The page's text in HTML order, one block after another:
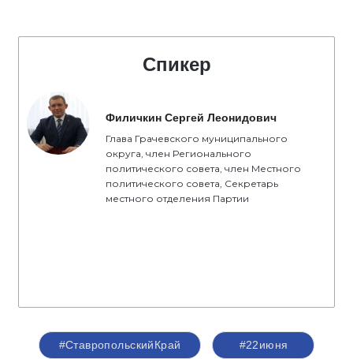
Спикер
Филичкин Сергей Леонидович
Глава Грачевского муниципального
округа, член Регионального
политического совета, член Местного
политического совета, Секретарь
местного отделения Партии
#СтавропольскийКрай #22июня